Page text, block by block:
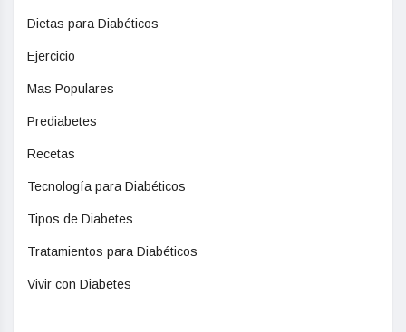
Dietas para Diabéticos
Ejercicio
Mas Populares
Prediabetes
Recetas
Tecnología para Diabéticos
Tipos de Diabetes
Tratamientos para Diabéticos
Vivir con Diabetes